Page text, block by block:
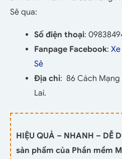
Sê qua:
Số điện thoại:
Fanpage Facebook:
Sê
Địa chỉ: 86 Cách Mạng
Lai.
HIỆU QUẢ – NHANH – DỄ
sản phẩm của Phần mềm